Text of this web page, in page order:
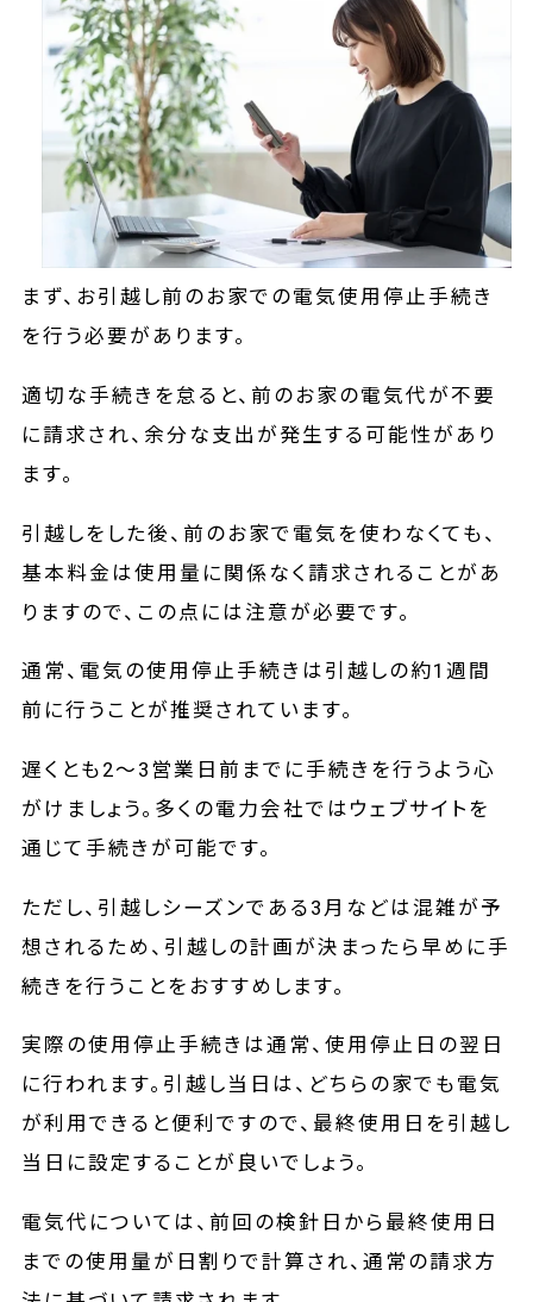
まず、お引越し前のお家での電気使用停止手続き
を行う必要があります。
適切な手続きを怠ると、前のお家の電気代が不要
に請求され、余分な支出が発生する可能性があり
ます。
引越しをした後、前のお家で電気を使わなくても、
基本料金は使用量に関係なく請求されることがあ
りますので、この点には注意が必要です。
通常、電気の使用停止手続きは引越しの約1週間
前に行うことが推奨されています。
遅くとも2～3営業日前までに手続きを行うよう心
がけましょう。多くの電力会社ではウェブサイトを
通じて手続きが可能です。
ただし、引越しシーズンである3月などは混雑が予
想されるため、引越しの計画が決まったら早めに手
続きを行うことをおすすめします。
実際の使用停止手続きは通常、使用停止日の翌日
に行われます。引越し当日は、どちらの家でも電気
が利用できると便利ですので、最終使用日を引越し
当日に設定することが良いでしょう。
電気代については、前回の検針日から最終使用日
までの使用量が日割りで計算され、通常の請求方